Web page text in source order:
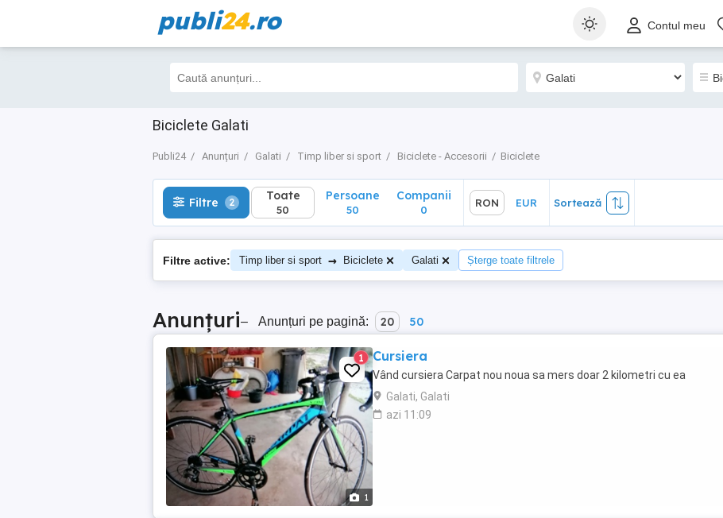
publi24.ro Contul meu
Biciclete Galati
Publi24 Anunțuri Galati Timp liber si sport Biciclete - Accesorii Biciclete
Filtre 2 Toate
50
Sortează
Filtre 2 Toate
50
Persoane
50
Companii
0
RON EUR Sortează
Filtre active: Timp liber si sport → Biciclete Galati Șterge toate filtrele
Anunțuri– Anunțuri pe pagină: 20 50
1
1 Cursiera
Vând cursiera Carpat nou noua sa mers doar 2 kilometri cu ea
Galati, Galati
azi 11:09